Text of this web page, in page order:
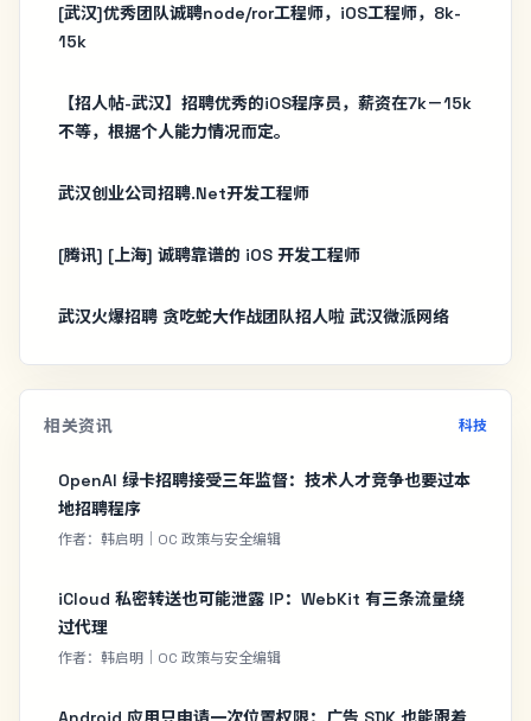
[武汉]优秀团队诚聘node/ror工程师，iOS工程师，8k-
15k
【招人帖-武汉】招聘优秀的iOS程序员，薪资在7k－15k
不等，根据个人能力情况而定。
武汉创业公司招聘.Net开发工程师
[腾讯] [上海] 诚聘靠谱的 iOS 开发工程师
武汉火爆招聘 贪吃蛇大作战团队招人啦 武汉微派网络
相关资讯 科技
OpenAI 绿卡招聘接受三年监督：技术人才竞争也要过本
地招聘程序
作者：韩启明｜OC 政策与安全编辑
iCloud 私密转送也可能泄露 IP：WebKit 有三条流量绕
过代理
作者：韩启明｜OC 政策与安全编辑